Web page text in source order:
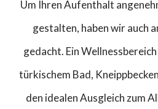
Um Ihren Aufenthalt
gestalten, haben wir auch
gedacht. Ein
türkischem Bad,
den idealen Ausgleich zum